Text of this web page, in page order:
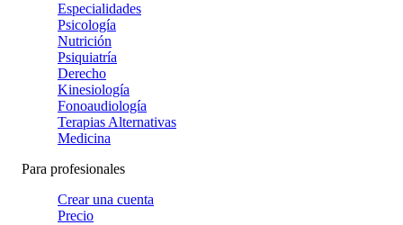
Especialidades
Psicología
Nutrición
Psiquiatría
Derecho
Kinesiología
Fonoaudiología
Terapias Alternativas
Medicina
Para profesionales
Crear una cuenta
Precio